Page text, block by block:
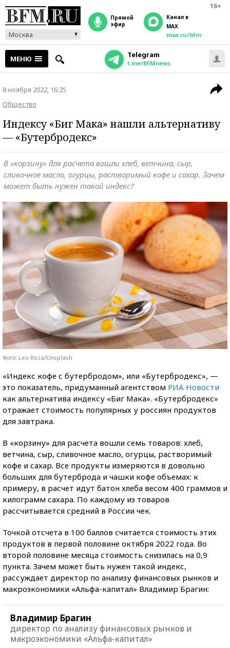
16+
Москва
прямой
эфир
Канал в
MAX
max.ru/bfm
МЕНЮ Telegram
t.me/BFMnews
8 ноября 2022, 16:25
Общество
Индексу «Биг Мака» нашли альтернативу
— «Бутербродекс»
В «корзину» для расчета вошли хлеб, ветчина, сыр,
сливочное масло, огурцы, растворимый кофе и сахар. Зачем
может быть нужен такой индекс?
Фото: Leo Roza/Unsplash
«Индекс кофе с бутербродом», или «Бутербродекс», —
это показатель, придуманный агентством РИА Новости
как альтернатива индексу «Биг Мака». «Бутербродекс»
отражает стоимость популярных у россиян продуктов
для завтрака.
В «корзину» для расчета вошли семь товаров: хлеб,
ветчина, сыр, сливочное масло, огурцы, растворимый
кофе и сахар. Все продукты измеряются в довольно
больших для бутерброда и чашки кофе объемах: к
примеру, в расчет идут батон хлеба весом 400 граммов и
килограмм сахара. По каждому из товаров
рассчитывается средний в России чек.
Точкой отсчета в 100 баллов считается стоимость этих
продуктов в первой половине октября 2022 года. Во
второй половине месяца стоимость снизилась на 0,9
пункта. Зачем может быть нужен такой индекс,
рассуждает директор по анализу финансовых рынков и
макроэкономики «Альфа-капитал» Владимир Брагин:
Владимир Брагин
директор по анализу финансовых рынков и
макроэкономики «Альфа-капитал»